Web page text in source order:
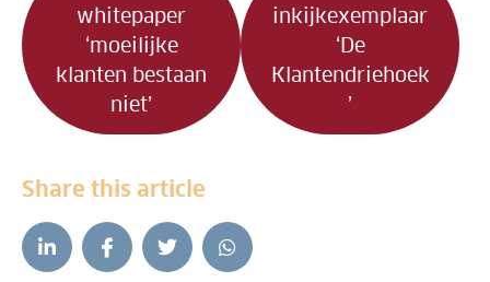
whitepaper
‘moeilijke
klanten bestaan
niet’
inkijkexemplaar
‘De
Klantendriehoek
’
Share this article